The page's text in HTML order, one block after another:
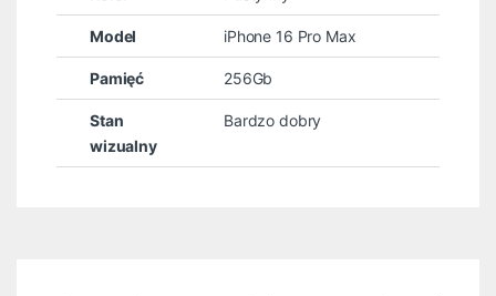
Model iPhone 16 Pro Max
Pamięć 256Gb
Stan
wizualny
Bardzo dobry